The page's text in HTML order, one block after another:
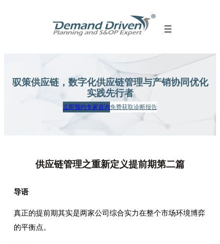
驭策供应链，数字化供应链管理与产销协同优化
实践先行者
立即预约专家咨询免费获取诊断报告
供应链管理之重新定义提前期第二篇
导语
真正的提前期其实是两家公司综合实力在整个市场环境博弈
的平衡点。